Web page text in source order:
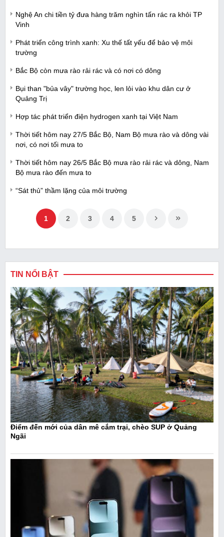
Nghệ An chi tiền tỷ đưa hàng trăm nghìn tấn rác ra khỏi TP
Vinh
Phát triển công trình xanh: Xu thế tất yếu để bảo vệ môi
trường
Bắc Bộ còn mưa rào rải rác và có nơi có dông
Bụi than "bủa vây" trường học, len lỏi vào khu dân cư ở
Quảng Trị
Hợp tác phát triển điện hydrogen xanh tại Việt Nam
Thời tiết hôm nay 27/5 Bắc Bộ, Nam Bộ mưa rào và dông vài
nơi, có nơi tối mưa to
Thời tiết hôm nay 26/5 Bắc Bộ mưa rào rải rác và dông, Nam
Bộ mưa rào đến mưa to
“Sát thủ” thầm lặng của môi trường
1 2 3 4 5
TIN NỔI BẬT
Điểm đến mới của dân mê cắm trại, chèo SUP ở Quảng
Ngãi